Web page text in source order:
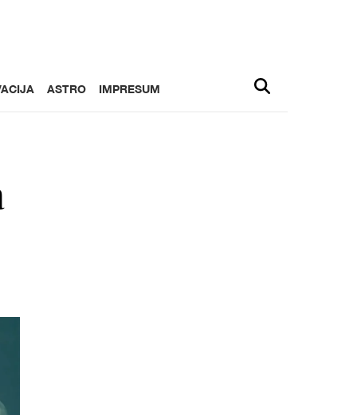
ASTRO IMPRESUM